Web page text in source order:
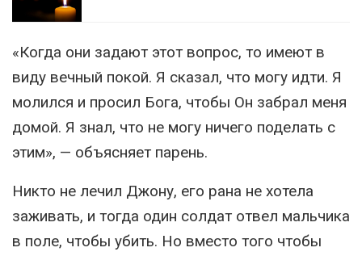
«Когда они задают этот вопрос, то имеют в
виду вечный покой. Я сказал, что могу идти. Я
молился и просил Бога, чтобы Он забрал меня
домой. Я знал, что не могу ничего поделать с
этим», — объясняет парень.
Никто не лечил Джону, его рана не хотела
заживать, и тогда один солдат отвел мальчика
в поле, чтобы убить. Но вместо того чтобы